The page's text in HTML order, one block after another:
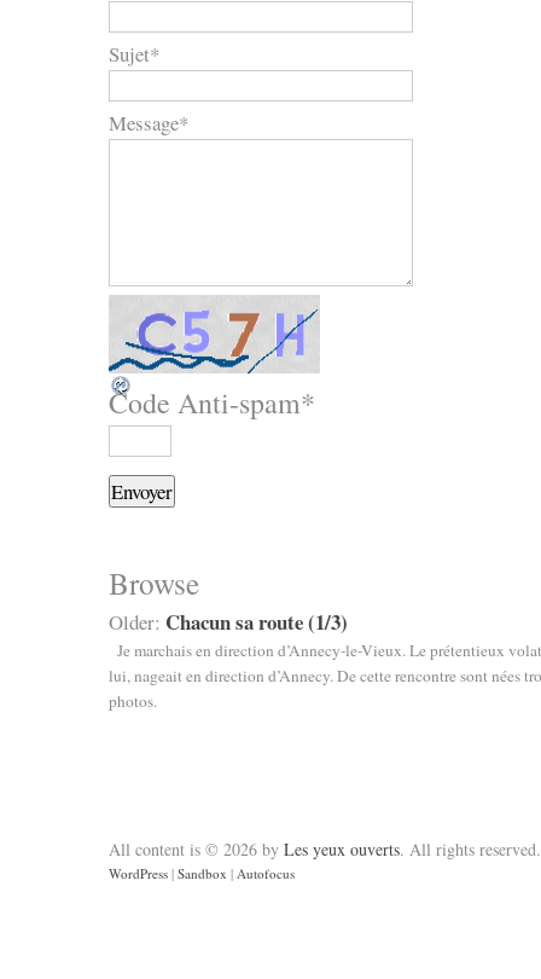
Sujet*
Message*
Code Anti-spam*
Browse
Older: Chacun sa route (1/3)
Je marchais en direction d’Annecy-le-Vieux. Le prétentieux
lui, nageait en direction d’Annecy. De cette rencontre sont nées
photos.
All content is © 2026 by Les yeux ouverts. All rights reserved.
WordPress | Sandbox | Autofocus